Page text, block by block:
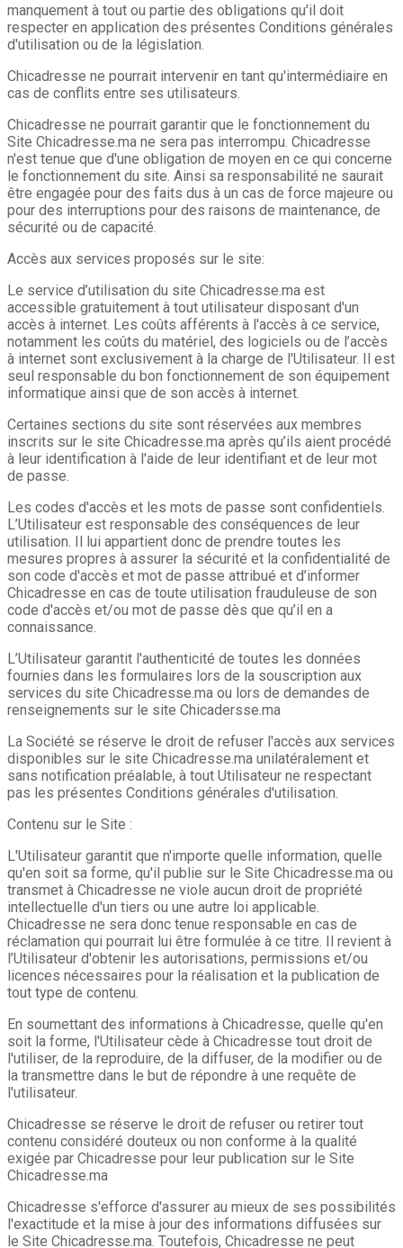
manquement à tout ou partie des obligations qu'il doit
respecter en application des présentes Conditions générales
d'utilisation ou de la législation.
Chicadresse ne pourrait intervenir en tant qu'intermédiaire en
cas de conflits entre ses utilisateurs.
Chicadresse ne pourrait garantir que le fonctionnement du
Site Chicadresse.ma ne sera pas interrompu. Chicadresse
n'est tenue que d'une obligation de moyen en ce qui concerne
le fonctionnement du site. Ainsi sa responsabilité ne saurait
être engagée pour des faits dus à un cas de force majeure ou
pour des interruptions pour des raisons de maintenance, de
sécurité ou de capacité.
Accès aux services proposés sur le site:
Le service d’utilisation du site Chicadresse.ma est
accessible gratuitement à tout utilisateur disposant d'un
accès à internet. Les coûts afférents à l'accès à ce service,
notamment les coûts du matériel, des logiciels ou de l’accès
à internet sont exclusivement à la charge de l'Utilisateur. Il est
seul responsable du bon fonctionnement de son équipement
informatique ainsi que de son accès à internet.
Certaines sections du site sont réservées aux membres
inscrits sur le site Chicadresse.ma après qu’ils aient procédé
à leur identification à l'aide de leur identifiant et de leur mot
de passe.
Les codes d'accès et les mots de passe sont confidentiels.
L’Utilisateur est responsable des conséquences de leur
utilisation. Il lui appartient donc de prendre toutes les
mesures propres à assurer la sécurité et la confidentialité de
son code d'accès et mot de passe attribué et d’informer
Chicadresse en cas de toute utilisation frauduleuse de son
code d'accès et/ou mot de passe dès que qu’il en a
connaissance.
L’Utilisateur garantit l'authenticité de toutes les données
fournies dans les formulaires lors de la souscription aux
services du site Chicadresse.ma ou lors de demandes de
renseignements sur le site Chicadersse.ma
La Société se réserve le droit de refuser l'accès aux services
disponibles sur le site Chicadresse.ma unilatéralement et
sans notification préalable, à tout Utilisateur ne respectant
pas les présentes Conditions générales d'utilisation.
Contenu sur le Site :
L'Utilisateur garantit que n'importe quelle information, quelle
qu'en soit sa forme, qu'il publie sur le Site Chicadresse.ma ou
transmet à Chicadresse ne viole aucun droit de propriété
intellectuelle d'un tiers ou une autre loi applicable.
Chicadresse ne sera donc tenue responsable en cas de
réclamation qui pourrait lui être formulée à ce titre. Il revient à
l’Utilisateur d'obtenir les autorisations, permissions et/ou
licences nécessaires pour la réalisation et la publication de
tout type de contenu.
En soumettant des informations à Chicadresse, quelle qu'en
soit la forme, l'Utilisateur cède à Chicadresse tout droit de
l'utiliser, de la reproduire, de la diffuser, de la modifier ou de
la transmettre dans le but de répondre à une requête de
l'utilisateur.
Chicadresse se réserve le droit de refuser ou retirer tout
contenu considéré douteux ou non conforme à la qualité
exigée par Chicadresse pour leur publication sur le Site
Chicadresse.ma
Chicadresse s'efforce d'assurer au mieux de ses possibilités
l'exactitude et la mise à jour des informations diffusées sur
le Site Chicadresse.ma. Toutefois, Chicadresse ne peut